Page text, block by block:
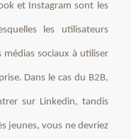
et Instagram sont les
les utilisateurs
médias sociaux à utiliser
Dans le cas du B2B,
sur Linkedin, tandis
jeunes, vous ne devriez